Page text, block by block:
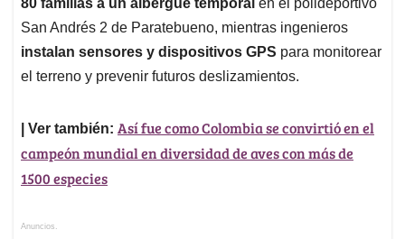
San Andrés 2 de Paratebueno, mientras ingenieros
instalan sensores y dispositivos GPS para monitorear
el terreno y prevenir futuros deslizamientos.
| Ver también: Así fue como Colombia se convirtió en el
campeón mundial en diversidad de aves con más de
1500 especies
Anuncios.